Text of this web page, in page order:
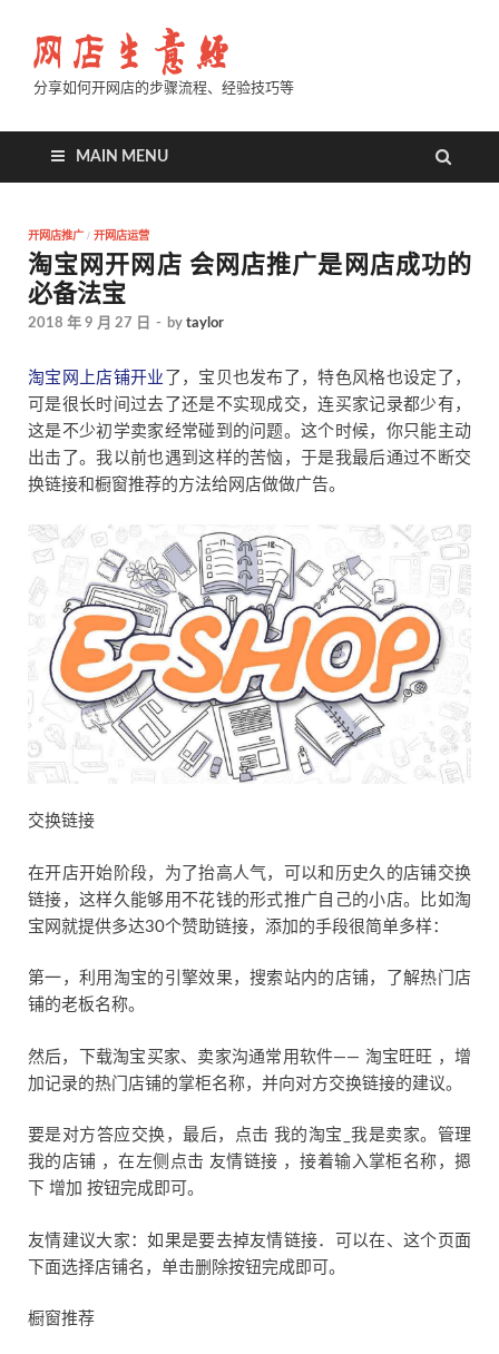
分享如何开网店的步骤流程、经验技巧等
MAIN MENU
开网店推广 / 开网店运营
淘宝网开网店 会网店推广是网店成功的
必备法宝
2018 年 9 月 27 日 - by taylor
淘宝网上店铺开业 了，宝贝也发布了，特色风格也设定了，
可是很长时间过去了还是不实现成交，连买家记录都少有，
这是不少初学卖家经常碰到的问题。这个时候，你只能主动
出击了。我以前也遇到这样的苦恼，于是我最后通过不断交
换链接和橱窗推荐的方法给网店做做广告。
交换链接
在开店开始阶段，为了抬高人气，可以和历史久的店铺交换
链接，这样久能够用不花钱的形式推广自己的小店。比如淘
宝网就提供多达30个赞助链接，添加的手段很简单多样：
第一，利用淘宝的引擎效果，搜索站内的店铺，了解热门店
铺的老板名称。
然后，下载淘宝买家、卖家沟通常用软件—— 淘宝旺旺 ，增
加记录的热门店铺的掌柜名称，并向对方交换链接的建议。
要是对方答应交换，最后，点击 我的淘宝_我是卖家。管理
我的店铺 ，在左侧点击 友情链接 ，接着输入掌柜名称，摁
下 增加 按钮完成即可。
友情建议大家：如果是要去掉友情链接．可以在、这个页面
下面选择店铺名，单击删除按钮完成即可。
橱窗推荐